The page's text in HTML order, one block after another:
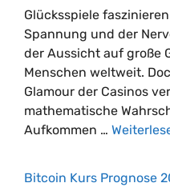
Glücksspiele
Spannung und der
der Aussicht auf große
Menschen weltweit.
Glamour der Casinos
mathematische
Aufkommen …
Bitcoin Kurs Prognose